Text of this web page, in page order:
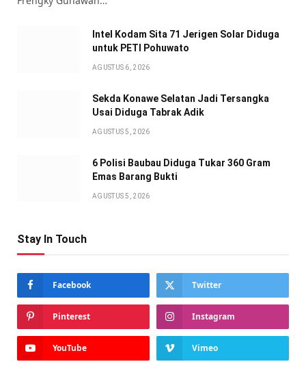
Intel Kodam Sita 71 Jerigen Solar Diduga
untuk PETI Pohuwato
AGUSTUS 6, 2026
Sekda Konawe Selatan Jadi Tersangka
Usai Diduga Tabrak Adik
AGUSTUS 5, 2026
6 Polisi Baubau Diduga Tukar 360 Gram
Emas Barang Bukti
AGUSTUS 5, 2026
Stay In Touch
Facebook Twitter
Pinterest Instagram
YouTube Vimeo